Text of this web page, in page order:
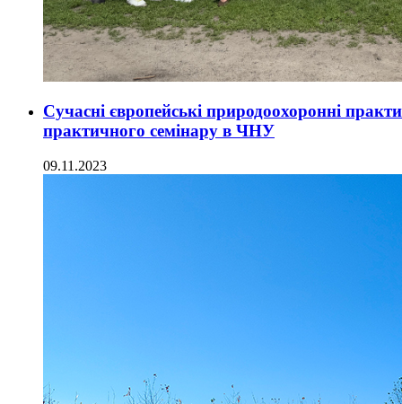
Сучасні європейські природоохоронні
практичного семінару в ЧНУ
09.11.2023